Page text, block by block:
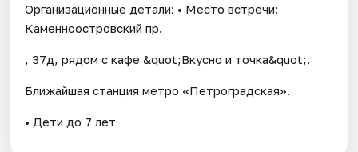
Организационные детали: • Место встречи:
Каменноостровский пр.
, 37д, рядом с кафе &quot;Вкусно и точка&quot;.
Ближайшая станция метро «Петроградская».
• Дети до 7 лет